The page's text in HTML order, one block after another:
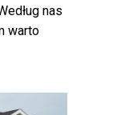
nas
warto